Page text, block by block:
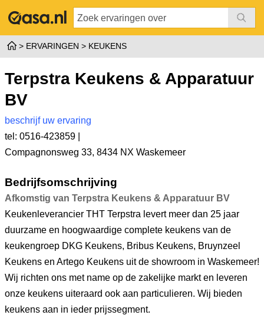
ERVARINGEN KEUKENS
Terpstra Keukens & Apparatuur
BV
beschrijf uw ervaring
tel: 0516-423859 |
Compagnonsweg 33, 8434 NX Waskemeer
Bedrijfsomschrijving
Afkomstig van Terpstra Keukens & Apparatuur BV
Keukenleverancier THT Terpstra levert meer dan 25 jaar
duurzame en hoogwaardige complete keukens van de
keukengroep DKG Keukens, Bribus Keukens, Bruynzeel
Keukens en Artego Keukens uit de showroom in Waskemeer!
Wij richten ons met name op de zakelijke markt en leveren
onze keukens uiteraard ook aan particulieren. Wij bieden
keukens aan in ieder prijssegment.